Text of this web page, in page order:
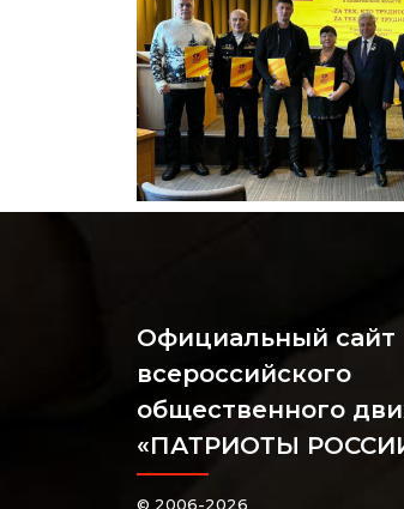
Официальный сайт
всероссийского
общественного
«ПАТРИОТЫ
© 2006-2026